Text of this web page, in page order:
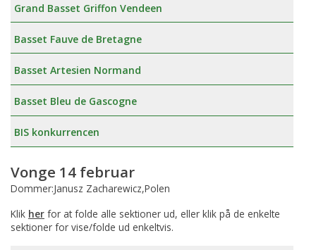
Grand Basset Griffon Vendeen
Basset Fauve de Bretagne
Basset Artesien Normand
Basset Bleu de Gascogne
BIS konkurrencen
Vonge 14 februar
Dommer:Janusz Zacharewicz,Polen
Klik her for at folde alle sektioner ud, eller klik på de enkelte
sektioner for vise/folde ud enkeltvis.